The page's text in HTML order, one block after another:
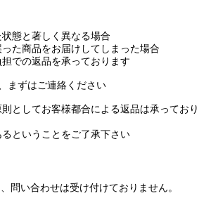
状態と著しく異なる場合
った商品をお届けしてしまった場合
での返品を承っております
まずはご連絡ください
としてお客様都合による返品は承っており
ということをご了承下さい
問い合わせは受け付けておりません。